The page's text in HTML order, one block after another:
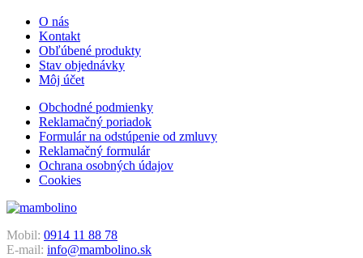
O nás
Kontakt
Obľúbené produkty
Stav objednávky
Môj účet
Obchodné podmienky
Reklamačný poriadok
Formulár na odstúpenie od zmluvy
Reklamačný formulár
Ochrana osobných údajov
Cookies
Mobil: 0914 11 88 78
E-mail: info@mambolino.sk